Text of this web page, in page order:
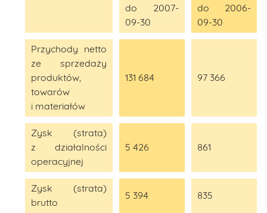
do 2007-
09-30
do 2006-
09-30
Przychody netto
ze sprzedaży
produktów,
towarów
i materiałów
131 684 97 366
Zysk (strata)
z działalności
operacyjnej
5 426 861
Zysk (strata)
brutto
5 394 835